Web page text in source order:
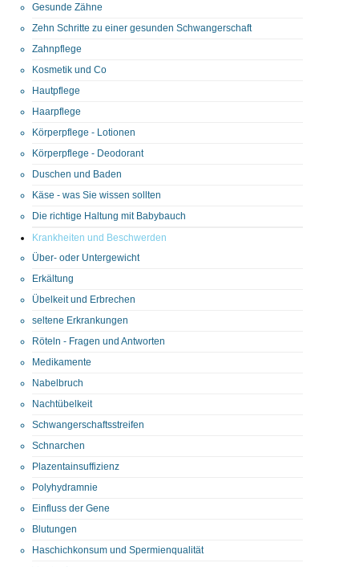
Gesunde Zähne
Zehn Schritte zu einer gesunden Schwangerschaft
Zahnpflege
Kosmetik und Co
Hautpflege
Haarpflege
Körperpflege - Lotionen
Körperpflege - Deodorant
Duschen und Baden
Käse - was Sie wissen sollten
Die richtige Haltung mit Babybauch
Krankheiten und Beschwerden
Über- oder Untergewicht
Erkältung
Übelkeit und Erbrechen
seltene Erkrankungen
Röteln - Fragen und Antworten
Medikamente
Nabelbruch
Nachtübelkeit
Schwangerschaftsstreifen
Schnarchen
Plazentainsuffizienz
Polyhydramnie
Einfluss der Gene
Blutungen
Haschichkonsum und Spermienqualität